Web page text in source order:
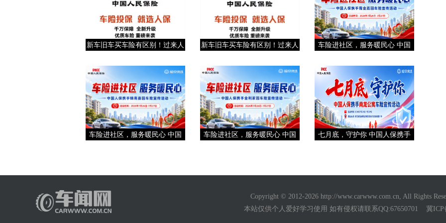
新车旧车买车险有区别！过来人 新车旧车买车险有区别！过来人 车险进社区，服务暖民心 中国
车险进社区，服务暖民心 中国 车险进社区，服务暖民心 中国 七月底，守护你 中国人保携手
Copyright © 2012-2026 http://www.carwww.com.cn, All Rights
本站仅供个人爱好学习使用 如有侵权请联系QQ:67650701 冀ICP